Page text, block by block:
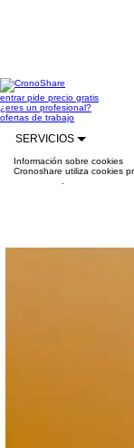
entrarpide precio gratis
¿eres un profesional?
ofertas de trabajo
SERVICIOS
Información sobre cookies
Cronoshare utiliza cookies